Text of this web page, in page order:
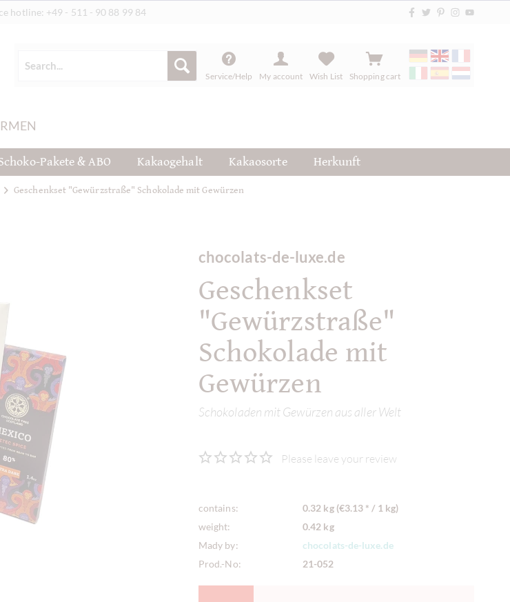
hotline: +49 - 511 - 90 88 99 84
Service/Help My account Wish List Shopping cart
Pakete & ABO Kakaogehalt Kakaosorte Herkunft
Geschenkset "Gewürzstraße" Schokolade mit Gewürzen
chocolats-de-luxe.de
Geschenkset
"Gewürzstraße"
Schokolade mit
Gewürzen
Schokoladen mit Gewürzen aus aller Welt
Please leave your review
contains:
0.32 kg (€3.13 * / 1 kg)
weight:
0.42 kg
Mady by:
chocolats-de-luxe.de
Prod.-No:
21-052